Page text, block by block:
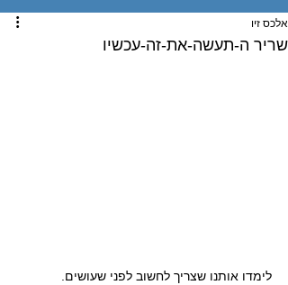
שריר ה-תעשה-את-זה-עכשיו
אלכס זיו
לימדו אותנו שצריך לחשוב לפני שעושים.